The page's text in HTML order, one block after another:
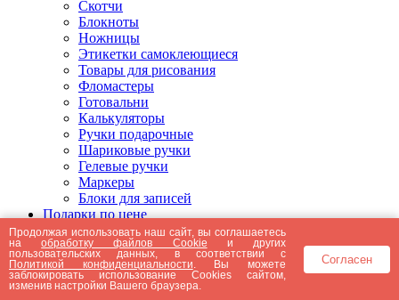
Скотчи
Блокноты
Ножницы
Этикетки самоклеющиеся
Товары для рисования
Фломастеры
Готовальни
Калькуляторы
Ручки подарочные
Шариковые ручки
Гелевые ручки
Маркеры
Блоки для записей
Подарки по цене
Подарки от 5000 рублей
Подарки до 5000 рублей
Подарки до 3000 рублей
Подарки до 2000 рублей
Подарки до 1000 рублей
Продолжая использовать наш сайт, вы соглашаетесь
наобработку файлов Cookie и других
пользовательских данных, в соответствии с
Политикой конфиденциальности . Вы можете
заблокировать использование Cookies сайтом,
изменив настройки Вашего браузера.
Согласен